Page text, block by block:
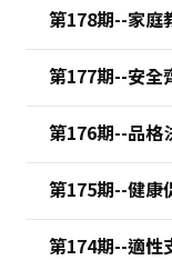
第178期--家庭
第177期--安全
第176期--品格
第175期--健康
第174期--適性